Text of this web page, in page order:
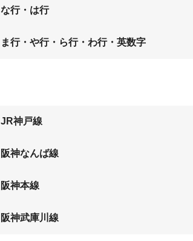
大庄西町
昭和通
道意町
な行・は行
七松町 西大物町
ま行・や行・ら行・わ行・英数字
JR神戸線
立花
阪神なんば線
大物
阪神本線
出屋敷
阪神武庫川線